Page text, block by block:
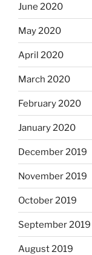
June 2020
May 2020
April 2020
March 2020
February 2020
January 2020
December 2019
November 2019
October 2019
September 2019
August 2019